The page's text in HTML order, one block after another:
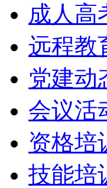
成人高
远程教
党建动
会议活
资格培
技能培